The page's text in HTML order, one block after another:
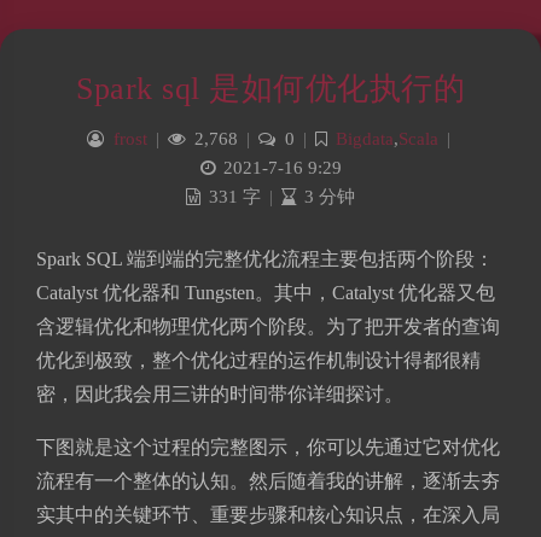
Spark sql 是如何优化执行的
frost | 2,768 | 0 | Bigdata,Scala |
2021-7-16 9:29
331 字 | 3 分钟
Spark SQL 端到端的完整优化流程主要包括两个阶段：
Catalyst 优化器和 Tungsten。其中，Catalyst 优化器又包
含逻辑优化和物理优化两个阶段。为了把开发者的查询
优化到极致，整个优化过程的运作机制设计得都很精
密，因此我会用三讲的时间带你详细探讨。
下图就是这个过程的完整图示，你可以先通过它对优化
流程有一个整体的认知。然后随着我的讲解，逐渐去夯
实其中的关键环节、重要步骤和核心知识点，在深入局